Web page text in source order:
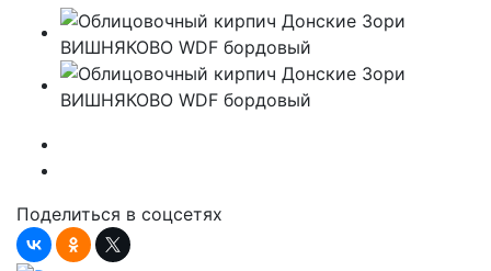
Поделиться в соцсетях